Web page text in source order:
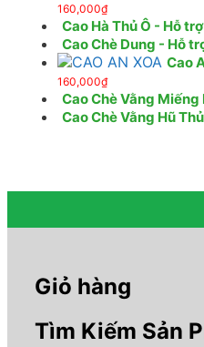
160,000₫
Cao Hà Thủ Ô - Hỗ
Cao Chè Dung - Hỗ
Cao
160,000₫
Cao Chè Vằng
Cao Chè Vằng Hũ
Giỏ hàng
Tìm Kiếm Sản